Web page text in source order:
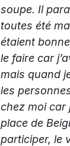
soupe. Il
toutes été
étaient
le faire car
mais quand
les
chez moi car
place de
participer, le